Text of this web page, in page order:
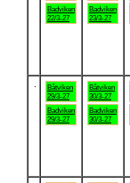
Badviken
22/3-27
Badviken
23/3-27
Båtviken
29/3-27
Badviken
29/3-27
Båtviken
30/3-27
Badviken
30/3-27